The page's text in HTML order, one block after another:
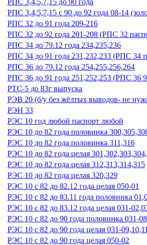
РПС 3,4,5,7,15 с 90 до 92 года 08-14
РПС 32 до 91 года 209-216
РПС 32 до 92 года 201-208 (РПС 32
РПС 34 до 79.12 года 234,235,236
РПС 34 до 91 года 231,232,233 (РПС 34
РПС 36 до 79.12 года 254,255,256,264
РПС 36 до 91 года 251,252,253 (РПС 36
РТС-5 до 83г выпуска
РЭВ 20 (б/у без жёлтых выводов- не
РЭН 33
РЭС 10 год любой паспорт любой
РЭС 10 до 82 года половинка
РЭС 10 до 82 года половинка 311,316
РЭС 10 до 82 года целая
РЭС 10 до 82 года целая 312,313,314,315
РЭС 10 до 82 года целая 320,329
РЭС 10 с 82 до 82.12 года целая 050-01
РЭС 10 с 82 до 83.11 года половинка
РЭС 10 с 82 до 83.12 года целая 031-
РЭС 10 с 82 до 90 года половинка 031-
РЭС 10 с 82 до 90 года целая 031-
РЭС 10 с 82 до 90 года целая 050-02